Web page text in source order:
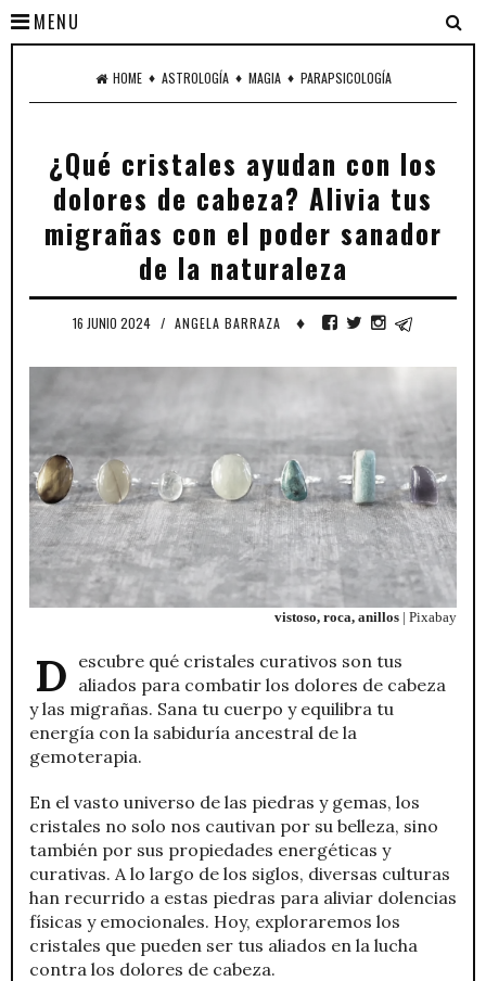
MENU
HOME ♦ ASTROLOGÍA ♦ MAGIA ♦ PARAPSICOLOGÍA
¿Qué cristales ayudan con los
dolores de cabeza? Alivia tus
migrañas con el poder sanador
de la naturaleza
16 JUNIO 2024 / ANGELA BARRAZA ♦
vistoso, roca, anillos | Pixabay
Descubre qué cristales curativos son tus aliados para combatir los dolores de cabeza
y las migrañas. Sana tu cuerpo y equilibra tu
energía con la sabiduría ancestral de la
gemoterapia.
En el vasto universo de las piedras y gemas, los
cristales no solo nos cautivan por su belleza, sino
también por sus propiedades energéticas y
curativas. A lo largo de los siglos, diversas culturas
han recurrido a estas piedras para aliviar dolencias
físicas y emocionales. Hoy, exploraremos los
cristales que pueden ser tus aliados en la lucha
contra los dolores de cabeza.